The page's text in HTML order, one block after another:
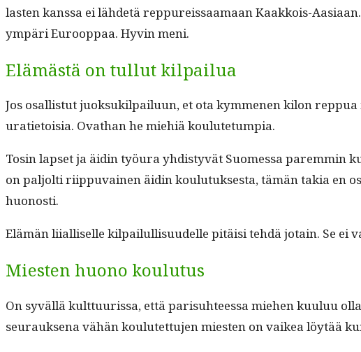
las­ten kanssa ei lähde­tä rep­pureis­saa­maan Kaakkois-
ympäri Euroop­paa. Hyvin meni.
Elämästä on tullut kilpailua
Jos osal­lis­tut juok­suk­il­pailu­un, et ota kymme­nen kilon
urati­etoisia. Ovathan he miehiä koulutetumpia.
Tosin lapset ja äidin työu­ra yhdis­tyvät Suomes­sa parem­min
on paljolti riip­pu­vainen äidin koulu­tuk­ses­ta, tämän takia en
huonosti.
Elämän liial­liselle kil­pailullisu­udelle pitäisi tehdä jotain. Se ei
Miesten huono koulutus
On syväl­lä kult­tuuris­sa, että parisuh­teessa miehen kuu­luu
seu­rauk­se­na vähän koulutet­tu­jen miesten on vaikea löytää